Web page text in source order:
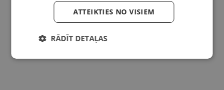
ATTEIKTIES NO VISIEM
RĀDĪT DETAĻAS